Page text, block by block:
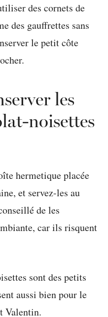
des cornets de
des gauffrettes sans
le petit côte
les
noisettes
hermetique placée
et servez-les au
de les
car ils risquent